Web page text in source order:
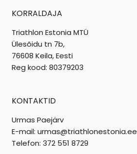
KORRALDAJA
Triathlon Estonia MTÜ
Ülesõidu tn 7b,
76608 Keila, Eesti
Reg kood: 80379203
KONTAKTID
Urmas Paejärv
E-mail: urmas@triathlonestonia.ee
Telefon: 372 551 8729